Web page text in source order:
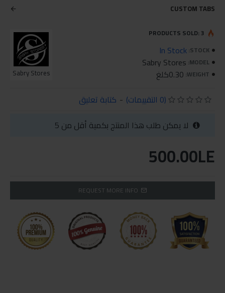
CUSTOM TABS
STOCK:
In Stock
MODEL:
Sabry Stores
WEIGHT: 0.30كلغ Sabry Stores
PRODUCTS SOLD: 3
(0 التقييمات) - كتابة تعليق
500.00LE
لا يمكن طلب هذا المنتج بكمية أقل من 5
REQUEST MORE INFO